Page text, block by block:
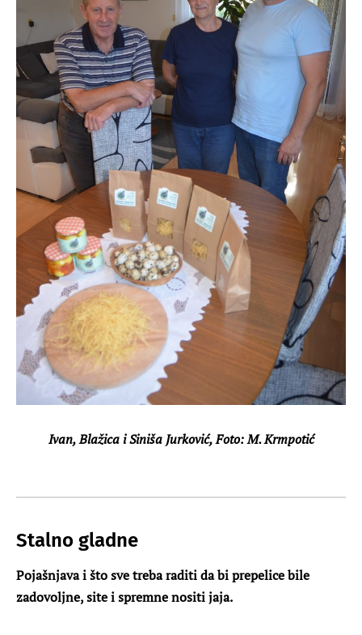
Ivan, Blažica i Siniša Jurković, Foto: M. Krmpotić
Stalno gladne
Pojašnjava i što sve treba raditi da bi prepelice bile
zadovoljne, site i spremne nositi jaja.